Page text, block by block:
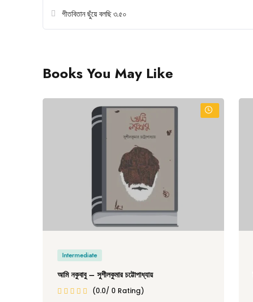
গীতবিতান ছুঁয়ে বলছি ৩.৫০
Books You May Like
Intermediate
আমি নকুবাবু – সুশীলকুমার চট্টোপাধ্যায়
(0.0/ 0 Rating)